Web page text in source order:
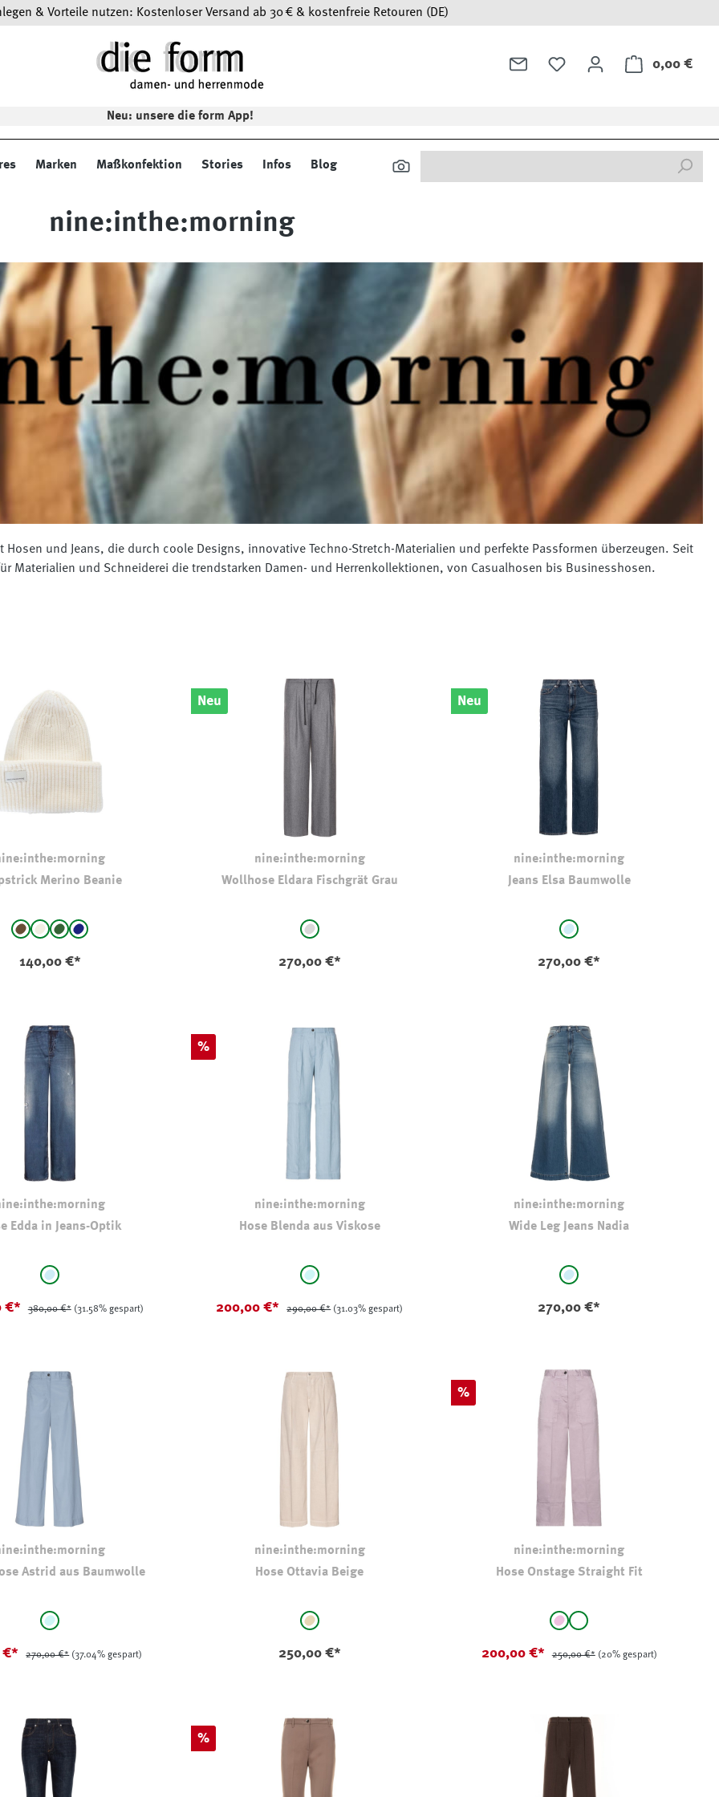
& Vorteile nutzen: Kostenloser Versand ab 30 € & kostenfreie Retouren (DE)
0,00 €
Neu: unsere die form App!
Marken Maßkonfektion Stories Infos Blog
nine:inthe:morning
und Jeans, die durch coole Designs, innovative Techno-Stretch-Materialien und perfekte Passformen überzeugen. Seit
Materialien und Schneiderei die trendstarken Damen- und Herrenkollektionen, von Casualhosen bis Businesshosen.
Merino Beanie
auswählen
braunnaturOlivNavy
140,00 €*
Neu
nine:inthe:morning
Wollhose Eldara Fischgrät Grau
auswählenhellgrau - gemustert
270,00 €*
Neu
nine:inthe:morning
Jeans Elsa Baumwolle
auswählenstone-washed
270,00 €*
Edda in Jeans-Optik
auswählenstone-washed
€* 380,00 €* (31.58% gespart)
Rabatt
%
nine:inthe:morning
Hose Blenda aus Viskose
auswählen
hellbleu
200,00 €* 290,00 €* (31.03% gespart)
nine:inthe:morning
Wide Leg Jeans Nadia
auswählenstone-washed
270,00 €*
Astrid aus Baumwolle
auswählen
hellbleu
€* 270,00 €* (37.04% gespart)
nine:inthe:morning
Hose Ottavia Beige
auswählen
beige
250,00 €*
Rabatt
%
nine:inthe:morning
Hose Onstage Straight Fit
auswählen
rosaweiß
200,00 €* 250,00 €* (20% gespart)
Rabatt
%